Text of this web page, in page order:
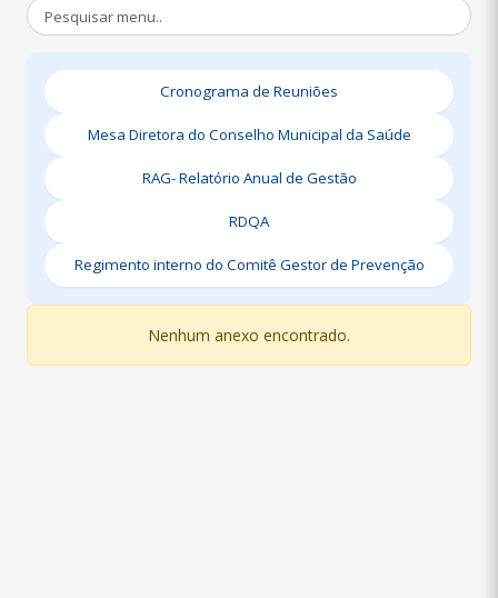
Cronograma de Reuniões
Mesa Diretora do Conselho Municipal da Saúde
RAG- Relatório Anual de Gestão
RDQA
Regimento interno do Comitê Gestor de Prevenção
Nenhum anexo encontrado.